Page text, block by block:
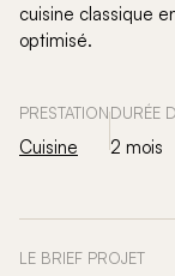
cuisine classique
optimisé.
PRESTATION
Cuisine
DURÉE
2 mois
LE BRIEF PROJET